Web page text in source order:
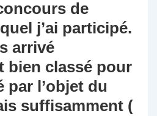
de
j’ai participé.
arrivé
bien classé pour
par l’objet du
suffisamment (